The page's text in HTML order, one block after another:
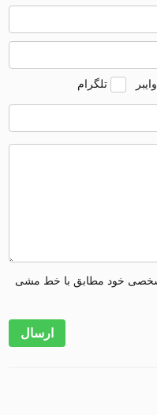
وایبر تلگرام
شخصی خود مطابق با خط مشی
ارسال